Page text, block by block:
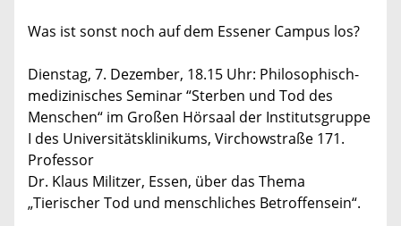
Was ist sonst noch auf dem Essener Campus los?
Dienstag, 7. Dezember, 18.15 Uhr: Philosophisch-
medizinisches Seminar “Sterben und Tod des
Menschen“ im Großen Hörsaal der Institutsgruppe
I des Universitätsklinikums, Virchowstraße 171.
Professor
Dr. Klaus Militzer, Essen, über das Thema
„Tierischer Tod und menschliches Betroffensein“.